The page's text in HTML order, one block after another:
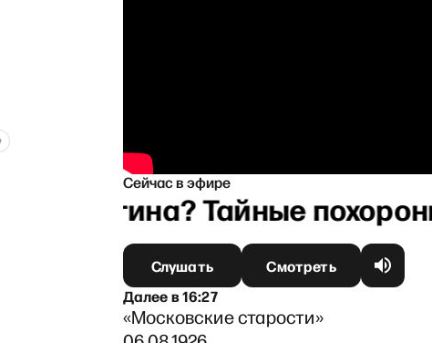
Сейчас в эфире
у Путина? Тайные
Слушать
Смотреть
Далеев16:27
«Московские старости»